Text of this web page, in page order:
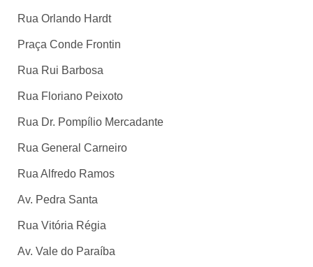
Rua Orlando Hardt
Praça Conde Frontin
Rua Rui Barbosa
Rua Floriano Peixoto
Rua Dr. Pompílio Mercadante
Rua General Carneiro
Rua Alfredo Ramos
Av. Pedra Santa
Rua Vitória Régia
Av. Vale do Paraíba